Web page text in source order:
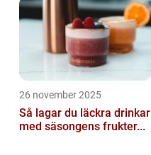
26 november 2025
Så lagar du läckra drinkar
med säsongens frukter...